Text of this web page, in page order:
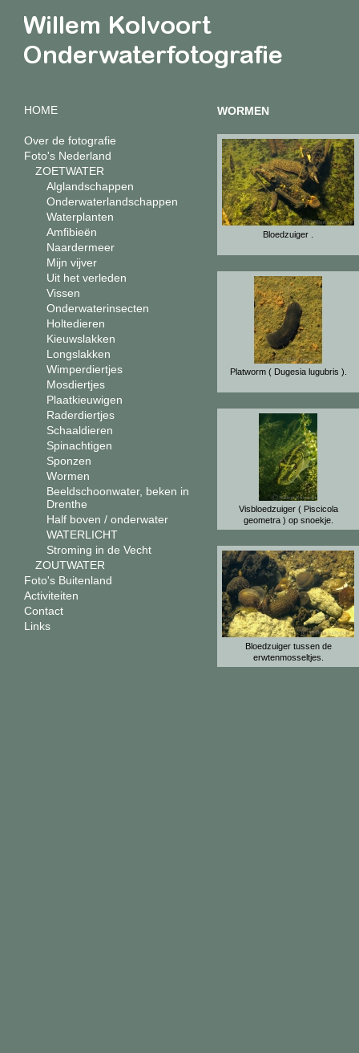
HOME
Over de fotografie
Foto's Nederland
ZOETWATER
Alglandschappen
Onderwaterlandschappen
Waterplanten
Amfibieën
Naardermeer
Mijn vijver
Uit het verleden
Vissen
Onderwaterinsecten
Holtedieren
Kieuwslakken
Longslakken
Wimperdiertjes
Mosdiertjes
Plaatkieuwigen
Raderdiertjes
Schaaldieren
Spinachtigen
Sponzen
Wormen
Beeldschoonwater, beken in
Drenthe
Half boven / onderwater
WATERLICHT
Stroming in de Vecht
ZOUTWATER
Foto's Buitenland
Activiteiten
Contact
Links
WORMEN
Bloedzuiger .
Platworm ( Dugesia lugubris ).
Visbloedzuiger ( Piscicola
geometra ) op snoekje.
Bloedzuiger tussen de
erwtenmosseltjes.